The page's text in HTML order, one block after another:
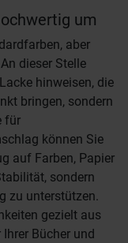
um
aber
dieser Stelle
hinweisen, die
bringen, sondern
für
können Sie
auf Farben, Papier
sondern
zu unterstützen.
gezielt aus
Bücher und